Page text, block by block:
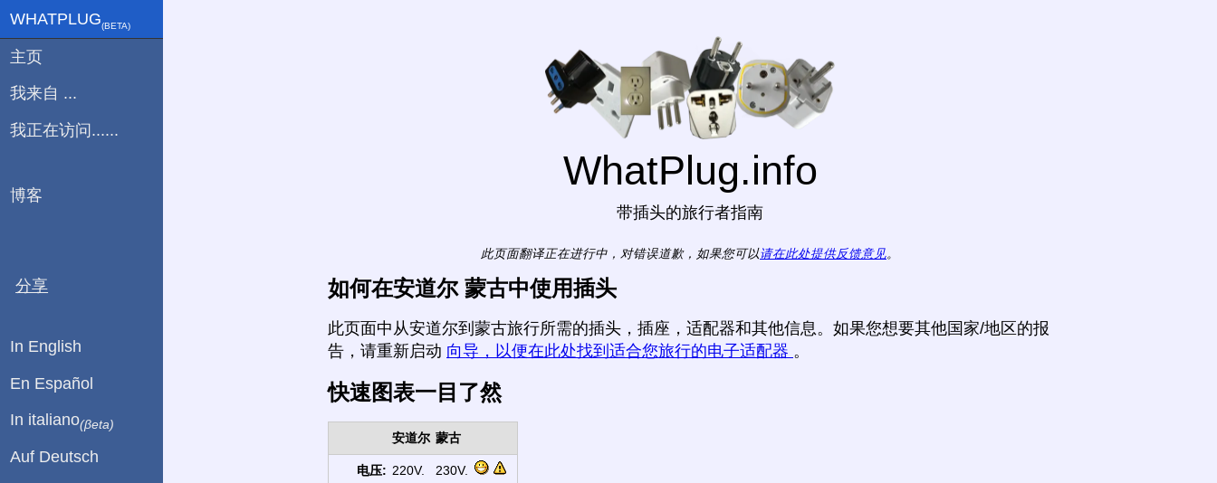
WhatPlug.info
带插头的旅行者指南
此页面翻译正在进行中，对错误道歉，如果您可以请在此处提供反馈意见。
如何在安道尔 蒙古中使用插头
此页面中从安道尔到蒙古旅行所需的插头，插座，适配器和其他信息。如果您想要其他国家/地区的报
告，请重新启动 向导，以便在此处找到适合您旅行的电子适配器 。
快速图表一目了然
安道尔 蒙古
电压: 220V. 230V.
WHATPLUG(ΒETA)
主页
我来自 ...
我正在访问......
博客
分享
In English
En Español
In italiano(βeta)
Auf Deutsch